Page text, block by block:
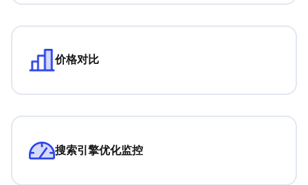
价格对比
搜索引擎优化监控